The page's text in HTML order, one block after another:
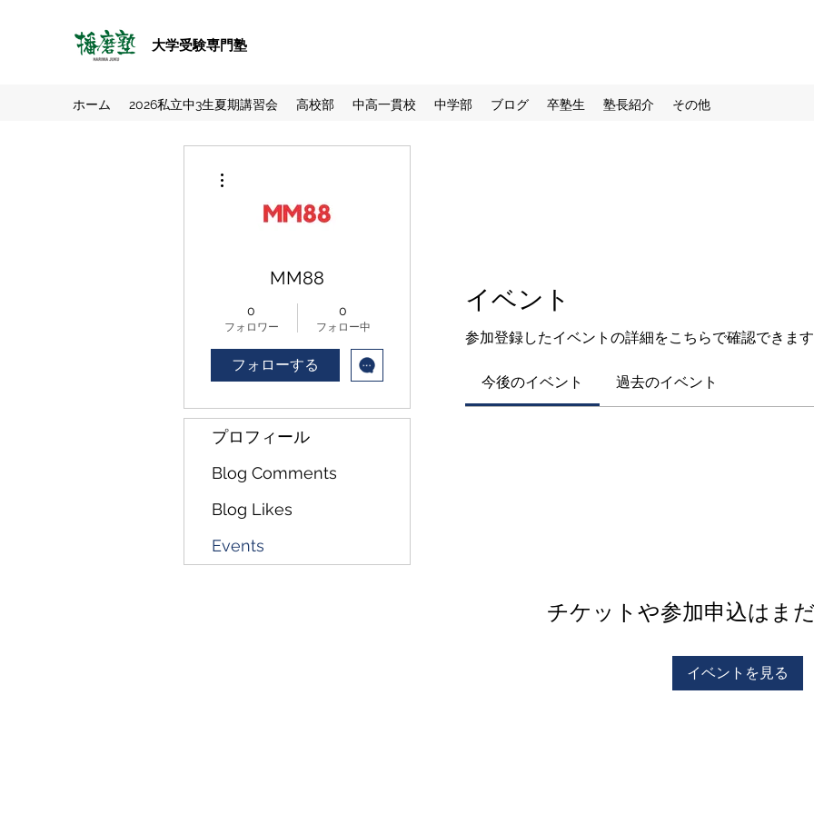
大学受験専門塾
ホーム 2026私立中3生夏期講習会 高校部 中高一貫校 中学部 ブログ 卒塾生 塾長紹介 その他
イベント
参加登録したイベントの詳細をこちらで確認できます
今後のイベント 過去のイベント
チケットや参加申込はま
イベントを見る
MM88
0
フォロワー
0
フォロー中
フォローする
プロフィール
Blog Comments
Blog Likes
Events